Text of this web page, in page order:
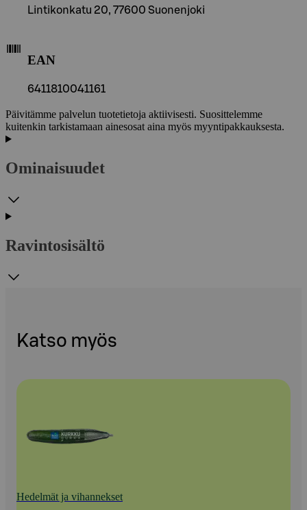
Lintikonkatu 20, 77600 Suonenjoki
EAN
6411810041161
Päivitämme palvelun tuotetietoja aktiivisesti. Suosittelemme
kuitenkin tarkistamaan ainesosat aina myös myyntipakkauksesta.
Ominaisuudet
Ravintosisältö
Katso myös
Hedelmät ja vihannekset